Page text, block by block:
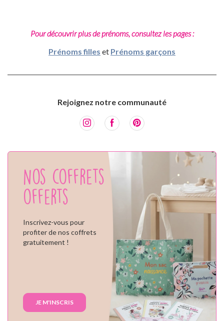
Pour découvrir plus de prénoms, consultez les pages :
Prénoms filles et Prénoms garçons
Rejoignez notre communauté
Nos coffrets
offerts
Inscrivez-vous pour
profiter de nos coffrets
gratuitement !
JE M'INSCRIS